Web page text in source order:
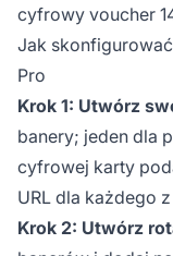
cyfrowy voucher
Jak
Pro
Krok 1: Utwórz
banery; jeden dla
cyfrowej karty
URL dla każdego
Krok 2: Utwórz